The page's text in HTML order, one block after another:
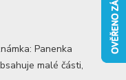
Panenka
malé části,